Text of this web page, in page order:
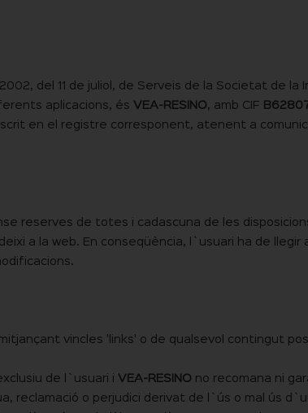
del 11 de juliol, de Serveis de la Societat de la
aplicacions, és VEA-RESINO, amb CIF
en el registre corresponent, atenent a
reserves de totes i cadascuna de les
a la web. En conseqüència, l`usuari ha de
vincles 'links' o de qualsevol contingut
de l`usuari i VEA-RESINO no recomana ni
reclamació o perjudici derivat de l`ús o mal ús